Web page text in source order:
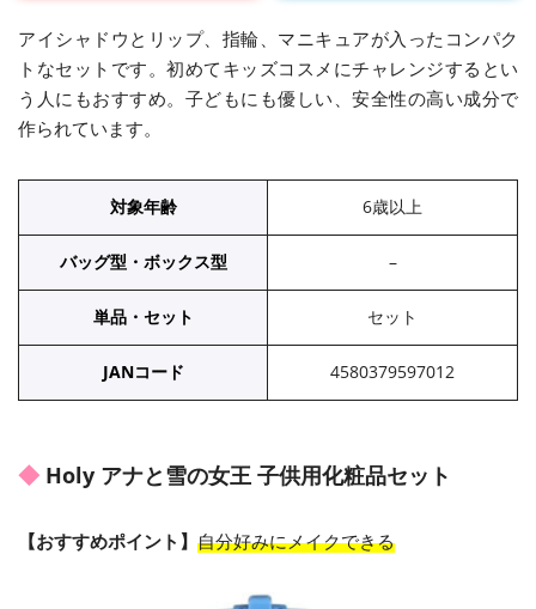
アイシャドウとリップ、指輪、マニキュアが入ったコンパク
トなセットです。初めてキッズコスメにチャレンジするとい
う人にもおすすめ。子どもにも優しい、安全性の高い成分で
作られています。
対象年齢 6歳以上
バッグ型・ボックス型 –
単品・セット セット
JANコード 4580379597012
Holy アナと雪の女王 子供用化粧品セット
【おすすめポイント】 自分好みにメイクできる